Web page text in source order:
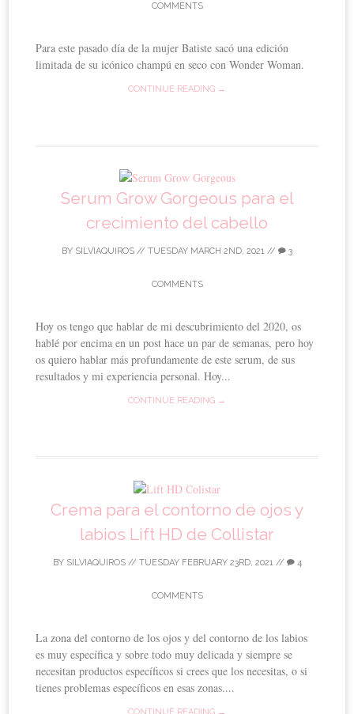
COMMENTS
Para este pasado día de la mujer Batiste sacó una edición
limitada de su icónico champú en seco con Wonder Woman.
CONTINUE READING →
Serum Grow Gorgeous para el
crecimiento del cabello
BY SILVIAQUIROS // TUESDAY MARCH 2ND, 2021 // 3
COMMENTS
Hoy os tengo que hablar de mi descubrimiento del 2020, os
hablé por encima en un post hace un par de semanas, pero hoy
os quiero hablar más profundamente de este serum, de sus
resultados y mi experiencia personal. Hoy...
CONTINUE READING →
Crema para el contorno de ojos y
labios Lift HD de Collistar
BY SILVIAQUIROS// TUESDAY FEBRUARY 23RD, 2021// 4
COMMENTS
La zona del contorno de los ojos y del contorno de los labios
es muy específica y sobre todo muy delicada y siempre se
necesitan productos específicos si crees que los necesitas, o si
tienes problemas específicos en esas zonas....